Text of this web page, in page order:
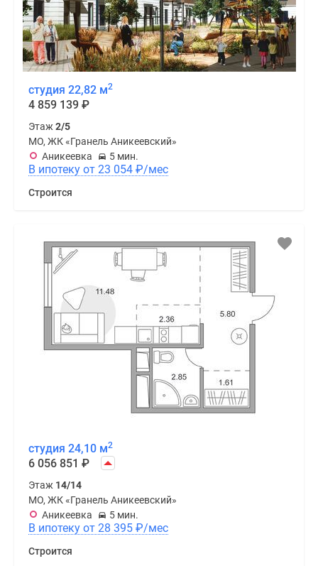
студия 22,82 м2
4 859 139 ₽
Этаж 2/5
МО, ЖК «Гранель Аникеевский»
Аникеевка
5 мин.
В ипотеку от 23 054 ₽/мес
Строится
студия 24,10 м2
6 056 851 ₽
Этаж 14/14
МО, ЖК «Гранель Аникеевский»
Аникеевка
5 мин.
В ипотеку от 28 395 ₽/мес
Строится